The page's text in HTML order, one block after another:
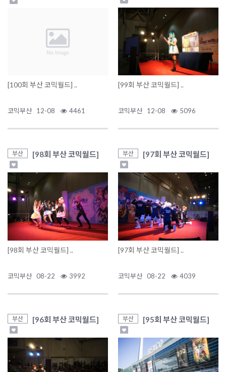
[100회 부산 코믹월드] ..
코믹부산 12-08 4461
[99회 부산 코믹월드] ..
코믹부산 12-08 5096
부산 [98회 부산 코믹월드]
[98회 부산 코믹월드] ..
코믹부산 08-22 3992
부산 [97회 부산 코믹월드]
[97회 부산 코믹월드] ..
코믹부산 08-22 4039
부산 [96회 부산 코믹월드] 부산 [95회 부산 코믹월드]